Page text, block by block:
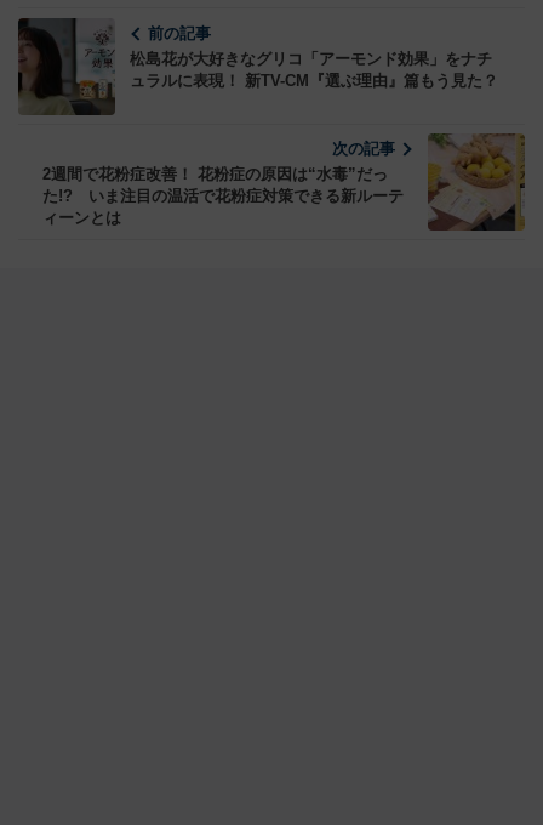
前の記事
松島花が大好きなグリコ「アーモンド効果」をナチ
ュラルに表現！ 新TV-CM『選ぶ理由』篇もう見た？
次の記事
2週間で花粉症改善！ 花粉症の原因は“水毒”だっ
た!? いま注目の温活で花粉症対策できる新ルーテ
ィーンとは